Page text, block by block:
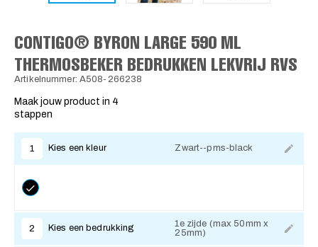
CONTIGO® BYRON LARGE 590 ML
THERMOSBEKER BEDRUKKEN LEKVRIJ RVS
Artikelnummer: A508-266238
Maak jouw product in 4
stappen
1 Kies een kleur Zwart--pms-black
2 Kies een bedrukking
1e zijde (max 50mm x
25mm)